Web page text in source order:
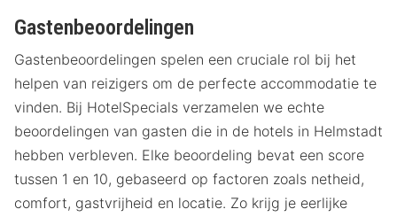
Gastenbeoordelingen
Gastenbeoordelingen spelen een cruciale rol bij het
helpen van reizigers om de perfecte accommodatie te
vinden. Bij HotelSpecials verzamelen we echte
beoordelingen van gasten die in de hotels in Helmstadt
hebben verbleven. Elke beoordeling bevat een score
tussen 1 en 10, gebaseerd op factoren zoals netheid,
comfort, gastvrijheid en locatie. Zo krijg je eerlijke